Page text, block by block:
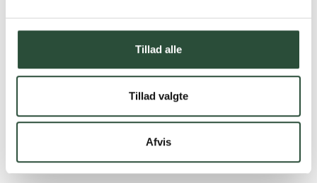
Tillad alle
Tillad valgte
Afvis